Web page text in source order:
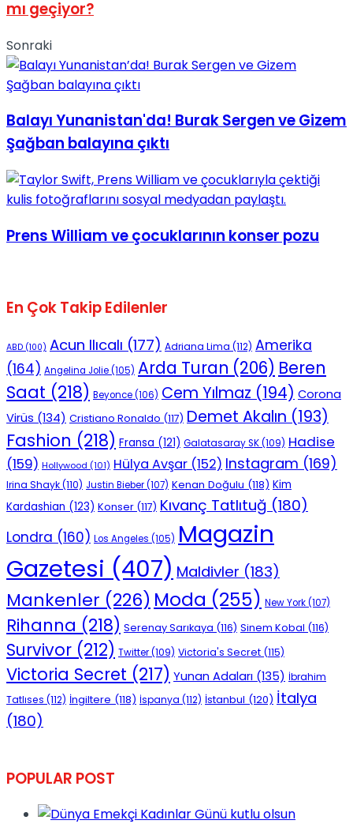
mı geçiyor?
Sonraki
Balayı Yunanistan'da! Burak Sergen ve Gizem
Şağban balayına çıktı
Prens William ve çocuklarının konser pozu
En Çok Takip Edilenler
ABD (100) Acun Ilıcalı (177) Adriana Lima (112) Amerika
(164) Angelina Jolie(105) Arda Turan (206) Beren
Saat (218) Beyonce(106) Cem Yılmaz (194) Corona
Virüs (134) Cristiano Ronaldo (117) Demet Akalın (193)
Fashion (218) Fransa (121) Galatasaray SK(109) Hadise
(159) Hollywood (101) Hülya Avşar (152) Instagram (169)
Irina Shayk(110) Justin Bieber(107) Kenan Doğulu (118) Kim
Kardashian (123) Konser (117) Kıvanç Tatlıtuğ (180)
Londra (160) Los Angeles (105) Magazin
Gazetesi (407) Maldivler (183)
Mankenler (226) Moda (255) New York(107)
Rihanna (218) Serenay Sarıkaya (116) Sinem Kobal (116)
Survivor (212) Twitter(109) Victoria's Secret (115)
Victoria Secret (217) Yunan Adaları (135) İbrahim
Tatlıses (112) İngiltere (118) İspanya (112) İstanbul (120) İtalya
(180)
POPULAR POST